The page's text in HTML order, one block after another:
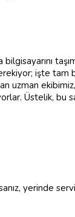
işte
uzman
Üstelik, bu
yerinde